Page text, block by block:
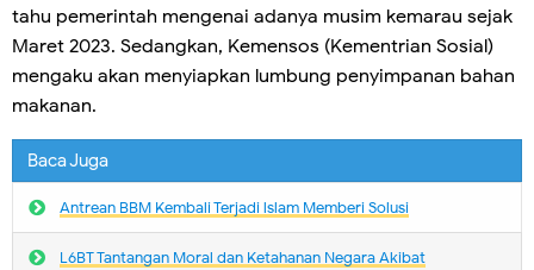
tahu pemerintah mengenai adanya musim kemarau sejak
Maret 2023. Sedangkan, Kemensos (Kementrian Sosial)
mengaku akan menyiapkan lumbung penyimpanan bahan
makanan.
Baca Juga
Antrean BBM Kembali Terjadi lslam Memberi Solusi
L6BT Tantangan Moral dan Ketahanan Negara Akibat